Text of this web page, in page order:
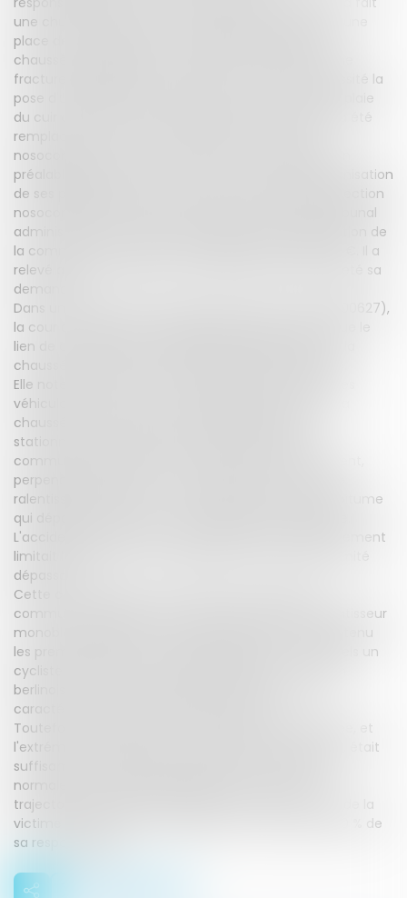
une chute en roulant sur un ralentisseur installé sur une
place de stationnement, perpendiculairement à la
chaussée, et dépassant sur celle-ci. Il a présenté une
fracture déplacée du col du fémur droit qui a nécessité la
pose d'une prothèse totale de hanche, ainsi qu'une plaie
du cuir chevelu et des dermabrasions. La prothèse a été
remplacée par la suite en raison d'une infection
nosocomiale. La victime a présenté une réclamation
préalable auprès de la commune en vue de l'indemnisation
de ses préjudices autres que ceux imputables à l'infection
nosocomiale. En l'absence de réponse, il a saisi le tribunal
administratif de Pau d'une demande de condamnation de
la commune à lui verser une indemnité de 21.547,61 €. Il a
relevé appel du jugement par lequel le tribunal a rejeté sa
demande.
Dans un arrêt rendu le 22 septembre 2022 (n° 20BX00627),
la cour administrative d'appel de Bordeaux relève que le
lien de causalité entre le ralentisseur dépassant sur la
chaussée et la chute du cycliste n'est pas contesté.
Elle note que les riverains s'étant plaints de ce que les
véhicules évitaient le "coussin berlinois" installé sur la
chaussée en circulant sur la bande latérale de
stationnement aménagée à droite de celle-ci, la
commune avait posé sur une place de stationnement,
perpendiculairement au "coussin berlinois", un autre
ralentisseur monobloc constitué d'un bourrelet de bitume
qui dépassait de 20 cm sur la largeur de la chaussée.
L'accident a eu lieu alors qu'un véhicule en stationnement
limitait la visibilité sur ce dispositif dont seule l'extrémité
dépassait.
Cette configuration très particulière, à laquelle la
commune a d'ailleurs mis fin en supprimant le ralentisseur
monobloc, présentait, contrairement à ce qu'ont retenu
les premiers juges, un danger excédant ceux auxquels un
cycliste circulant sur une voie équipée d'un "coussin
berlinois" peut raisonnablement s'attendre, ce qui
caractérise un défaut d'entretien normal.
Toutefois, la présence d'un ralentisseur était signalée, et
l'extrémité du monobloc, revêtue de bandes jaunes, était
suffisamment visible pour permettre à un cycliste
normalement attentif d'adapter sa vitesse ou sa
trajectoire afin d'éviter le danger. Par suite, la faute de la
victime est de nature à exonérer la commune de 50 % de
sa responsabilité.